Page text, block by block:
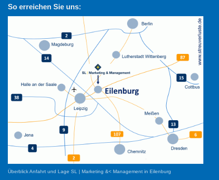
So erreichen Sie uns:
Überblick Anfahrt und Lage SL | Marketing &< Management in Eilenburg